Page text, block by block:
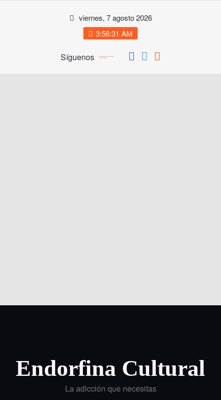
viernes, 7 agosto 2026
3:56:32 AM
Síguenos
Endorfina Cultural
La adicción que necesitas